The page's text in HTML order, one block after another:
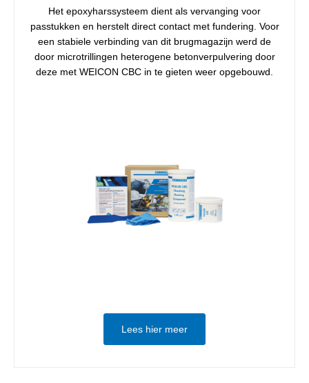
Het epoxyharssysteem dient als vervanging voor
passtukken en herstelt direct contact met fundering. Voor
een stabiele verbinding van dit brugmagazijn werd de
door microtrillingen heterogene betonverpulvering door
deze met WEICON CBC in te gieten weer opgebouwd.
Lees hier meer